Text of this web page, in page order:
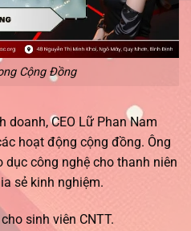
Cộng Đồng
doanh, CEO Lữ Phan Nam
hoạt động cộng đồng. Ông
công nghệ cho thanh niên
sẻ kinh nghiệm.
sinh viên CNTT.